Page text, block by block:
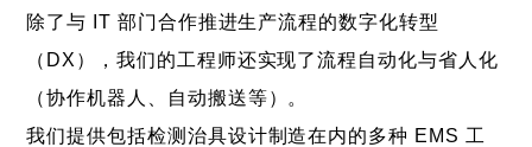
除了与 IT 部门合作推进生产流程的数字化转型
（DX），我们的工程师还实现了流程自动化与省人化
（协作机器人、自动搬送等）。
我们提供包括检测治具设计制造在内的多种 EMS 工